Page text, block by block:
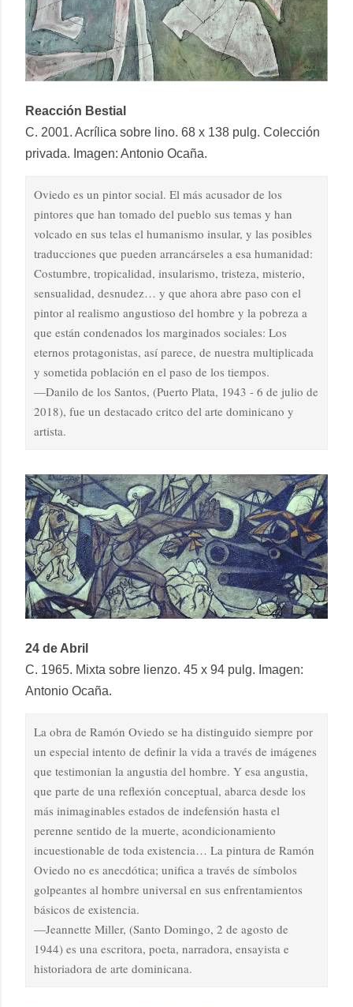
Reacción Bestial
C. 2001. Acrílica sobre lino. 68 x 138 pulg. Colección
privada. Imagen: Antonio Ocaña.
Oviedo es un pintor social. El más acusador de los
pintores que han tomado del pueblo sus temas y han
volcado en sus telas el humanismo insular, y las posibles
traducciones que pueden arrancárseles a esa humanidad:
Costumbre, tropicalidad, insularismo, tristeza, misterio,
sensualidad, desnudez… y que ahora abre paso con el
pintor al realismo angustioso del hombre y la pobreza a
que están condenados los marginados sociales: Los
eternos protagonistas, así parece, de nuestra multiplicada
y sometida población en el paso de los tiempos.
—Danilo de los Santos, (Puerto Plata, 1943 - 6 de julio de
2018), fue un destacado critco del arte dominicano y
artista.
24 de Abril
C. 1965. Mixta sobre lienzo. 45 x 94 pulg. Imagen:
Antonio Ocaña.
La obra de Ramón Oviedo se ha distinguido siempre por
un especial intento de definir la vida a través de imágenes
que testimonian la angustia del hombre. Y esa angustia,
que parte de una reflexión conceptual, abarca desde los
más inimaginables estados de indefensión hasta el
perenne sentido de la muerte, acondicionamiento
incuestionable de toda existencia… La pintura de Ramón
Oviedo no es anecdótica; unifica a través de símbolos
golpeantes al hombre universal en sus enfrentamientos
básicos de existencia.
—Jeannette Miller, (Santo Domingo, 2 de agosto de
1944) es una escritora, poeta, narradora, ensayista e
historiadora de arte dominicana.